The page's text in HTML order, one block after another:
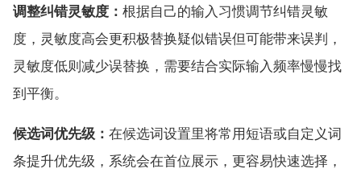
调整纠错灵敏度： 根据自己的输入习惯调节纠错灵敏
度，灵敏度高会更积极替换疑似错误但可能带来误判，
灵敏度低则减少误替换，需要结合实际输入频率慢慢找
到平衡。
候选词优先级： 在候选词设置里将常用短语或自定义词
条提升优先级，系统会在首位展示，更容易快速选择，